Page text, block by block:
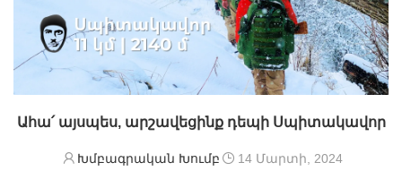
Ահա՛ այսպես, արշավեցինք դեպի Սպիտակավոր
Խմբագրական Խումբ 14 Մարտի, 2024